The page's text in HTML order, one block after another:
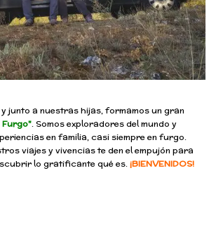
y junto a nuestras hijas, formamos un gran
Furgo". Somos exploradores del mundo y
en familia, casi siempre en furgo.
viajes y vivencias te den el empujón para
lo gratificante qué es.¡BIENVENIDOS!